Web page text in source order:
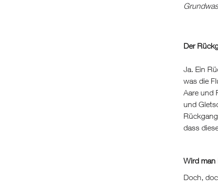
Der
Ja. Ein
was die
Aare und
und
dass
Wird man
Doch,